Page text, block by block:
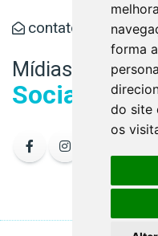
forma
do site
os
Mídias
Sociais